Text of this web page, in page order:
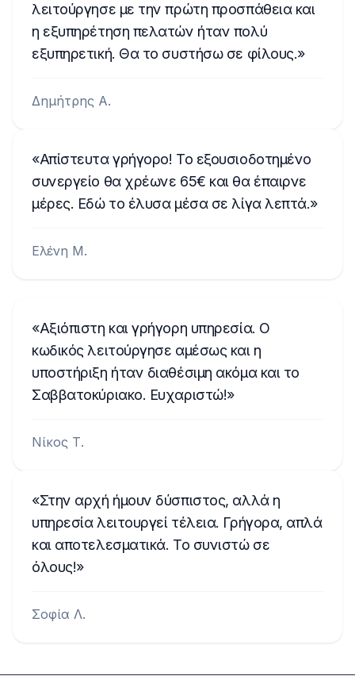
λειτούργησε με την πρώτη προσπάθεια και
η εξυπηρέτηση πελατών ήταν πολύ
εξυπηρετική. Θα το συστήσω σε φίλους.
Δημήτρης Α.
Απίστευτα γρήγορο! Το εξουσιοδοτημένο
συνεργείο θα χρέωνε 65€ και θα έπαιρνε
μέρες. Εδώ το έλυσα μέσα σε λίγα λεπτά.
Ελένη Μ.
Αξιόπιστη και γρήγορη υπηρεσία. Ο
κωδικός λειτούργησε αμέσως και η
υποστήριξη ήταν διαθέσιμη ακόμα και το
Σαββατοκύριακο. Ευχαριστώ!
Νίκος Τ.
Στην αρχή ήμουν δύσπιστος, αλλά η
υπηρεσία λειτουργεί τέλεια. Γρήγορα, απλά
και αποτελεσματικά. Το συνιστώ σε
όλους!
Σοφία Λ.